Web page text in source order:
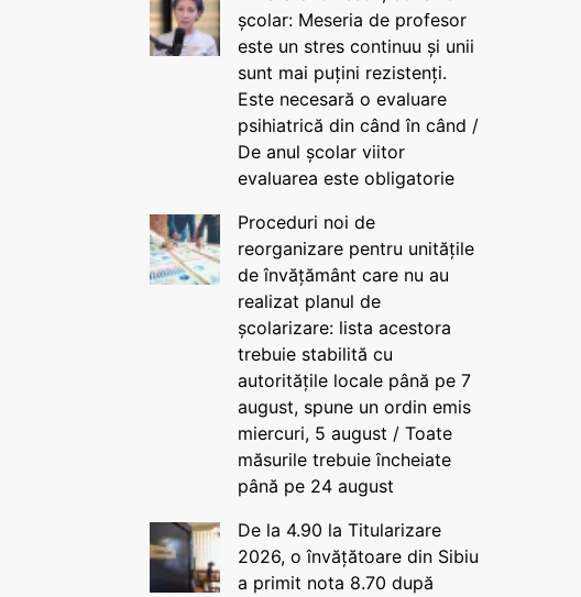
școlar: Meseria de profesor
este un stres continuu și unii
sunt mai puțini rezistenți.
Este necesară o evaluare
psihiatrică din când în când /
De anul școlar viitor
evaluarea este obligatorie
Proceduri noi de
reorganizare pentru unitățile
de învățământ care nu au
realizat planul de
școlarizare: lista acestora
trebuie stabilită cu
autoritățile locale până pe 7
august, spune un ordin emis
miercuri, 5 august / Toate
măsurile trebuie încheiate
până pe 24 august
De la 4.90 la Titularizare
2026, o învățătoare din Sibiu
a primit nota 8.70 după